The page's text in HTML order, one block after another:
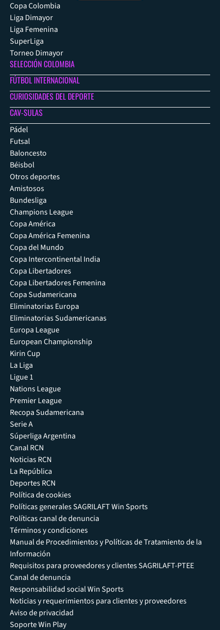
Copa Colombia
Liga Dimayor
Liga Femenina
SuperLiga
Torneo Dimayor
SELECCIÓN COLOMBIA
FÚTBOL INTERNACIONAL
CURIOSIDADES DEL DEPORTE
CAV-SULAS
Pádel
Futsal
Baloncesto
Béisbol
Otros deportes
Amistosos
Bundesliga
Champions League
Copa América
Copa América Femenina
Copa del Mundo
Copa Intercontinental India
Copa Libertadores
Copa Libertadores Femenina
Copa Sudamericana
Eliminatorias Europa
Eliminatorias Sudamericanas
Europa League
European Championship
Kirin Cup
La Liga
Ligue 1
Nations League
Premier League
Recopa Sudamericana
Serie A
Súperliga Argentina
Canal RCN
Noticias RCN
La República
Deportes RCN
Política de cookies
Políticas generales SAGRILAFT Win Sports
Políticas canal de denuncia
Términos y condiciones
Manual de Procedimientos y Políticas de Tratamiento de la
Información
Requisitos para proveedores y clientes SAGRILAFT-PTEE
Canal de denuncia
Responsabilidad social Win Sports
Noticias y requerimientos para clientes y proveedores
Aviso de privacidad
Soporte Win Play